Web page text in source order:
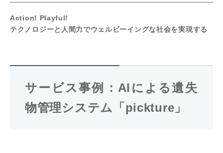
Action! Playful!
テクノロジーと人間力でウェルビーイングな社会を実現する
サービス事例：AIによる遺失
物管理システム「pickture」